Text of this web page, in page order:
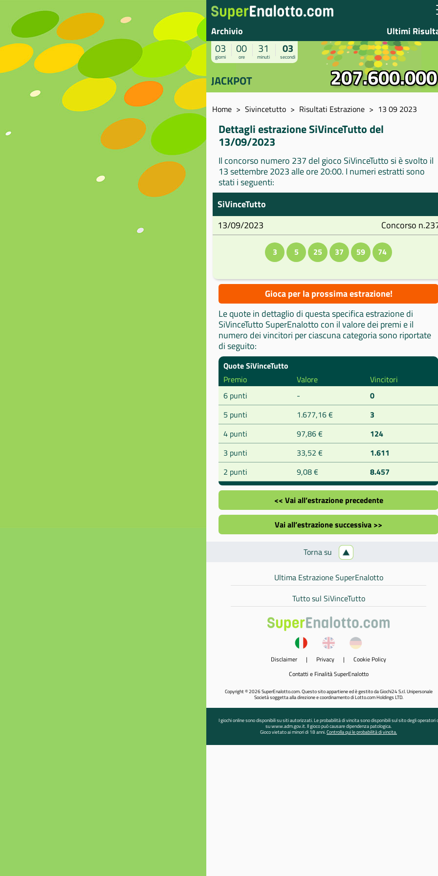
Archivio Ultimi
03
giorni
00
ore
31
minuti
03
secondi
JACKPOT 207.600.000
Home Sivincetutto Risultati Estrazione 13 09 2023
Dettagli estrazione SiVinceTutto del
13/09/2023
Il concorso numero 237 del gioco SiVinceTutto si è svolto il
13 settembre 2023 alle ore 20:00. I numeri estratti sono
stati i seguenti:
SiVinceTutto
13/09/2023
Concorso
3 5 25 37 59 74
Gioca per la prossima estrazione!
Le quote in dettaglio di questa specifica estrazione di
SiVinceTutto SuperEnalotto con il valore dei premi e il
numero dei vincitori per ciascuna categoria sono riportate
di seguito:
Quote SiVinceTutto
Premio
Valore
Vincitori
6 punti
-
0
5 punti
1.677,16 €
3
4 punti
97,86 €
124
3 punti
33,52 €
1.611
2 punti
9,08 € 8.457
<< Vai all’estrazione precedente
Vai all’estrazione successiva >>
Torna su
Ultima Estrazione SuperEnalotto
Tutto sul SiVinceTutto
Disclaimer | Privacy | Cookie Policy
Contatti e Finalità SuperEnalotto
Copyright © 2026 SuperEnalotto.com. Questo sito appartiene ed è gestito da Giochi24 S.r.l. Unipersonale
Società soggetta alla direzione e coordinamento di Lotto.com Holdings LTD.
I giochi online sono disponibili su siti autorizzati. Le probabilità di vincita sono disponibili sul sito degli operatori
su www.adm.gov.it. Il gioco può causare dipendenza patologica.
Gioco vietato ai minori di 18 anni.Controlla qui le probabilità di vincita.